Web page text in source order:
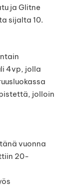
ja Glitne
sijalta 10.
4vp, jolla
jolloin
vuonna
20-